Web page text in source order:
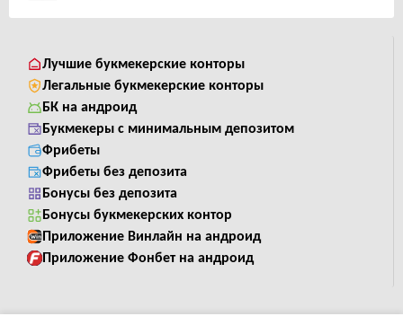
Лучшие букмекерские конторы
Легальные букмекерские конторы
БК на андроид
Букмекеры с минимальным депозитом
Фрибеты
Фрибеты без депозита
Бонусы без депозита
Бонусы букмекерских контор
Приложение Винлайн на андроид
Приложение Фонбет на андроид